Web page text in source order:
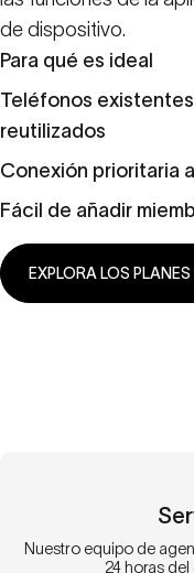
de dispositivo.
Para qué es ideal
Teléfonos
reutilizados
Conexión prioritaria
Fácil de añadir
EXPLORA LOS
Nuestro equipo de
24 horas